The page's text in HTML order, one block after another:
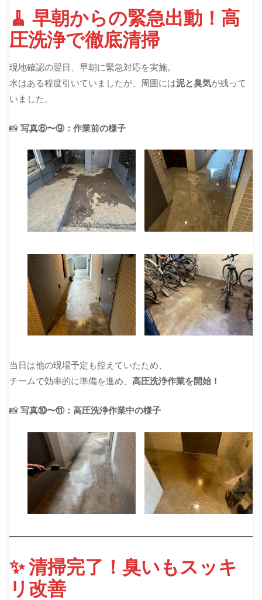
🧹 早朝からの緊急出動！高
圧洗浄で徹底清掃
現地確認の翌日、早朝に緊急対応を実施。
水はある程度引いていましたが、周囲には泥と臭気が残って
いました。
📸写真⑥〜⑨：作業前の様子
当日は他の現場予定も控えていたため、
チームで効率的に準備を進め、高圧洗浄作業を開始！
📸写真⑩〜⑪：高圧洗浄作業中の様子
✨ 清掃完了！臭いもスッキ
リ改善